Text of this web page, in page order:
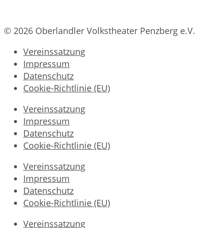
© 2026 Oberlandler Volkstheater Penzberg e.V.
Vereinssatzung
Impressum
Datenschutz
Cookie-Richtlinie (EU)
Vereinssatzung
Impressum
Datenschutz
Cookie-Richtlinie (EU)
Vereinssatzung
Impressum
Datenschutz
Cookie-Richtlinie (EU)
Vereinssatzung